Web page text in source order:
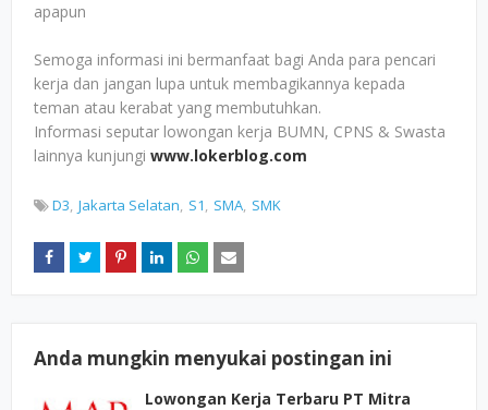
apapun
Semoga informasi ini bermanfaat bagi Anda para pencari
kerja dan jangan lupa untuk membagikannya kepada
teman atau kerabat yang membutuhkan.
Informasi seputar lowongan kerja BUMN, CPNS & Swasta
lainnya kunjungi www.lokerblog.com
D3 Jakarta Selatan S1 SMA SMK
Anda mungkin menyukai postingan ini
Lowongan Kerja Terbaru PT Mitra